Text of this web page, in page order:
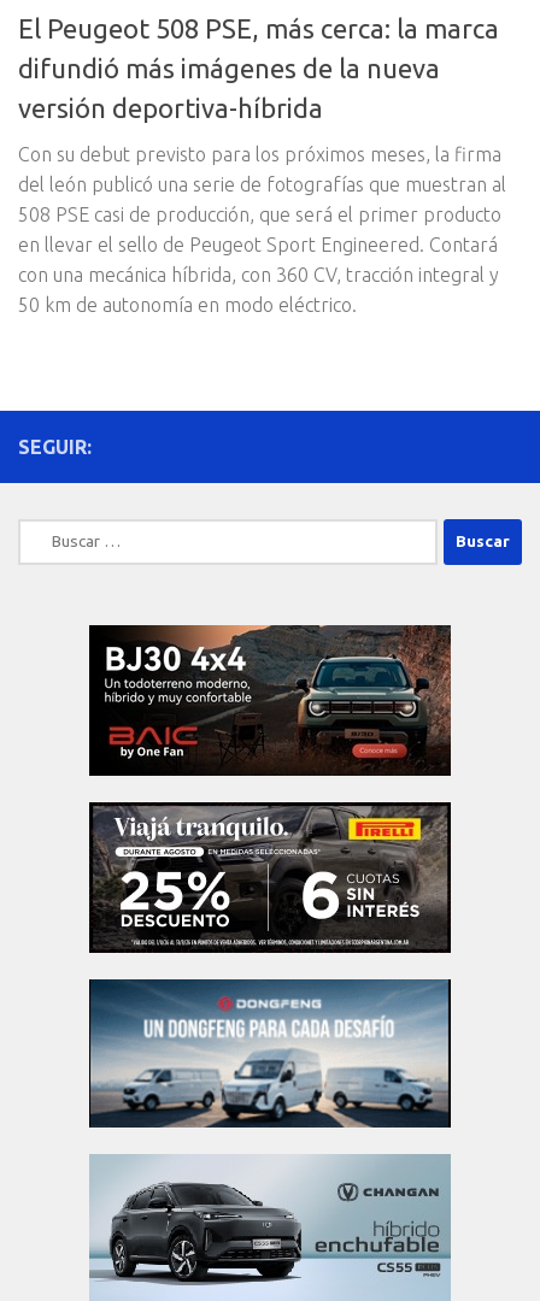
El Peugeot 508 PSE, más cerca: la marca
difundió más imágenes de la nueva
versión deportiva-híbrida
Con su debut previsto para los próximos meses, la firma
del león publicó una serie de fotografías que muestran al
508 PSE casi de producción, que será el primer producto
en llevar el sello de Peugeot Sport Engineered. Contará
con una mecánica híbrida, con 360 CV, tracción integral y
50 km de autonomía en modo eléctrico.
SEGUIR:
Buscar: